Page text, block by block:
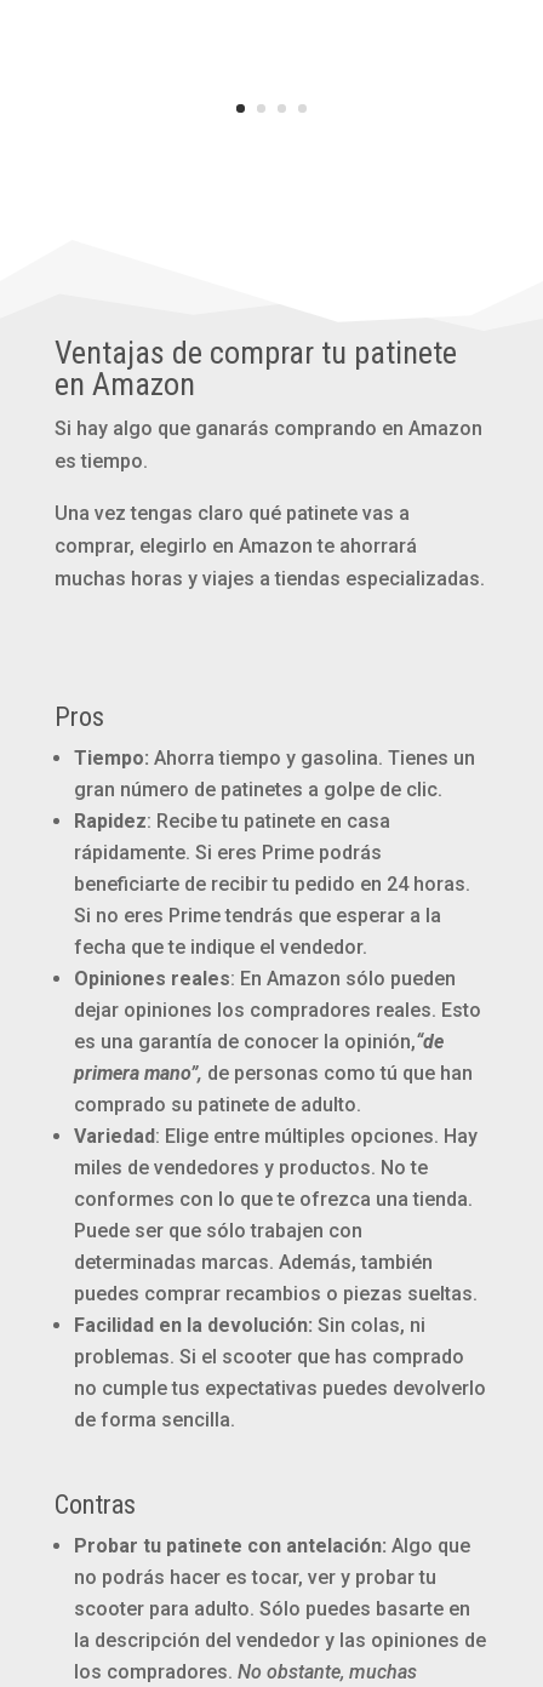
Ventajas de comprar tu patinete
en Amazon
Si hay algo que ganarás comprando en Amazon
es tiempo.
Una vez tengas claro qué patinete vas a
comprar, elegirlo en Amazon te ahorrará
muchas horas y viajes a tiendas especializadas.
Pros
Tiempo: Ahorra tiempo y gasolina. Tienes un
gran número de patinetes a golpe de clic.
Rapidez: Recibe tu patinete en casa
rápidamente. Si eres Prime podrás
beneficiarte de recibir tu pedido en 24 horas.
Si no eres Prime tendrás que esperar a la
fecha que te indique el vendedor.
Opiniones reales: En Amazon sólo pueden
dejar opiniones los compradores reales. Esto
es una garantía de conocer la opinión,“de
primera mano”, de personas como tú que han
comprado su patinete de adulto.
Variedad: Elige entre múltiples opciones. Hay
miles de vendedores y productos. No te
conformes con lo que te ofrezca una tienda.
Puede ser que sólo trabajen con
determinadas marcas. Además, también
puedes comprar recambios o piezas sueltas.
Facilidad en la devolución: Sin colas, ni
problemas. Si el scooter que has comprado
no cumple tus expectativas puedes devolverlo
de forma sencilla.
Contras
Probar tu patinete con antelación: Algo que
no podrás hacer es tocar, ver y probar tu
scooter para adulto. Sólo puedes basarte en
la descripción del vendedor y las opiniones de
los compradores. No obstante, muchas